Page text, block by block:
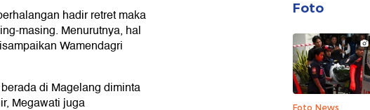
hadir retret maka
masing. Menurutnya, hal
Wamendagri
di Magelang diminta
Megawati juga
Foto
Foto News